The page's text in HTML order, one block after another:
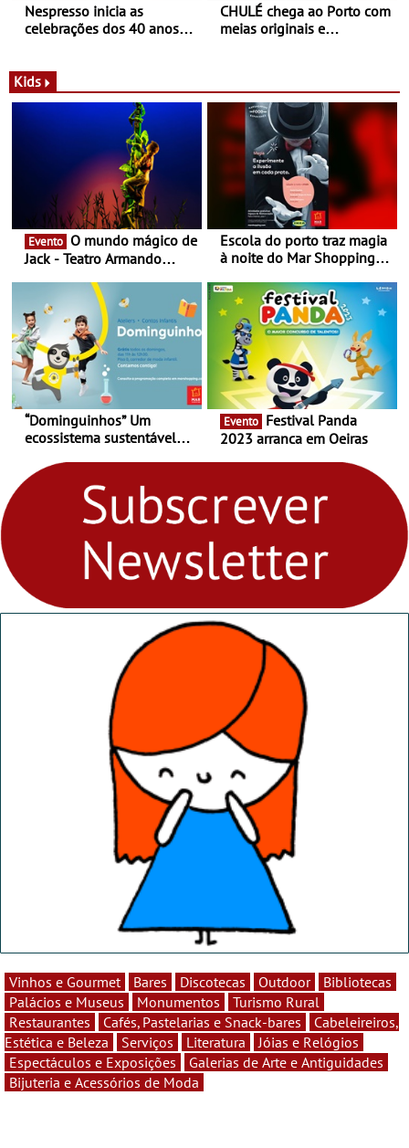
Nespresso inicia as
celebrações dos 40 anos
Novas - Edição limitada
Nespresso x Torres Novas
CHULÉ chega ao Porto com
meias originais e
Shopping
Kids
Evento
Jack - Teatro Armando
Escola do porto traz magia
à noite do Mar Shopping
29 de abril, às 21h00
“Dominguinhos” Um
ecossistema sustentável
fores - Atelier de Educação
Ambiental nos
“Dominguinhos” de 23 de
Evento
2023 arranca em Oeiras
Vinhos e Gourmet Bares Discotecas Outdoor
Bibliotecas
Palácios e Museus
Monumentos
Turismo Rural
Restaurantes
Cafés, Pastelarias e Snack-bares
Cabeleireiros,
Estética e Beleza
Serviços Literatura
Jóias e Relógios
Espectáculos e Exposições
Galerias de Arte e Antiguidades
Bijuteria e Acessórios de Moda